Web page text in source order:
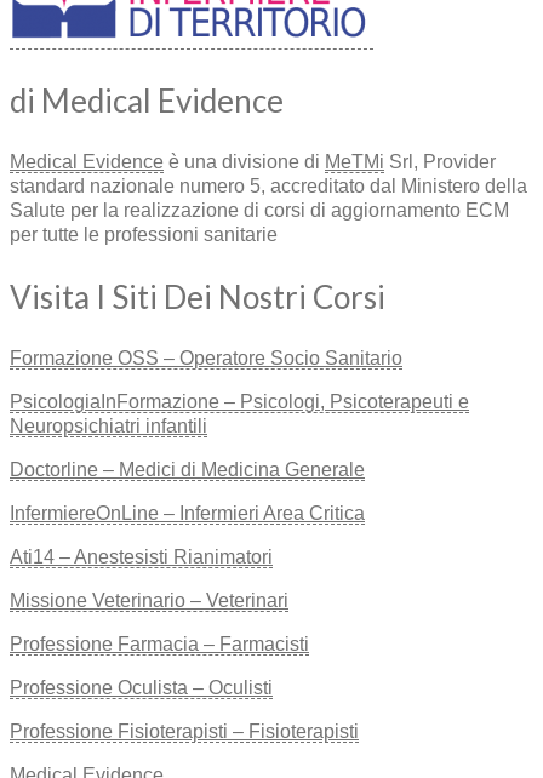
di Medical Evidence
Medical Evidence è una divisione di MeTMi Srl, Provider
standard nazionale numero 5, accreditato dal Ministero della
Salute per la realizzazione di corsi di aggiornamento ECM
per tutte le professioni sanitarie
Visita I Siti Dei Nostri Corsi
Formazione OSS – Operatore Socio Sanitario
PsicologiaInFormazione – Psicologi, Psicoterapeuti e
Neuropsichiatri infantili
Doctorline – Medici di Medicina Generale
InfermiereOnLine – Infermieri Area Critica
Ati14 – Anestesisti Rianimatori
Missione Veterinario – Veterinari
Professione Farmacia – Farmacisti
Professione Oculista – Oculisti
Professione Fisioterapisti – Fisioterapisti